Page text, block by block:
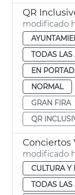
QR
modificado
TODAS LAS
EN
NORMAL
GRAN FIRA
QR
Conciertos
modificado
CULTURA Y
TODAS LAS